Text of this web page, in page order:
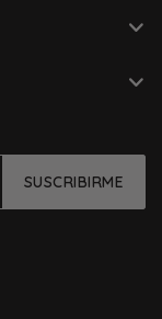
SUSCRIBIRME